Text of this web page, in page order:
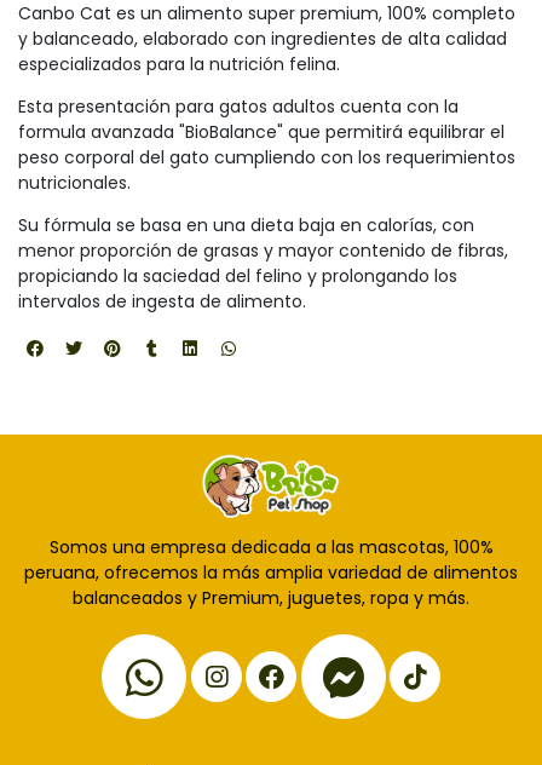
Canbo Cat es un alimento super premium, 100% completo
y balanceado, elaborado con ingredientes de alta calidad
especializados para la nutrición felina.
Esta presentación para gatos adultos cuenta con la
formula avanzada "BioBalance" que permitirá equilibrar el
peso corporal del gato cumpliendo con los requerimientos
nutricionales.
Su fórmula se basa en una dieta baja en calorías, con
menor proporción de grasas y mayor contenido de fibras,
propiciando la saciedad del felino y prolongando los
intervalos de ingesta de alimento.
Somos una empresa dedicada a las mascotas, 100%
peruana, ofrecemos la más amplia variedad de alimentos
balanceados y Premium, juguetes, ropa y más.